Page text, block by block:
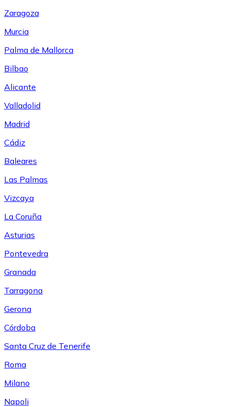
Zaragoza
Murcia
Palma de Mallorca
Bilbao
Alicante
Valladolid
Madrid
Cádiz
Baleares
Las Palmas
Vizcaya
La Coruña
Asturias
Pontevedra
Granada
Tarragona
Gerona
Córdoba
Santa Cruz de Tenerife
Roma
Milano
Napoli